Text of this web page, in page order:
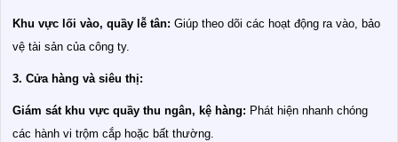
Khu vực lối vào, quầy lễ tân: Giúp theo dõi các hoạt động ra vào, bảo
vệ tài sản của công ty.
3. Cửa hàng và siêu thị:
Giám sát khu vực quầy thu ngân, kệ hàng: Phát hiện nhanh chóng
các hành vi trộm cắp hoặc bất thường.